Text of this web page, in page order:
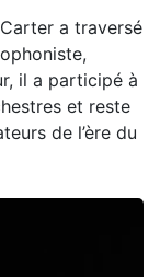
a traversé
il a participé à
et reste
de l’ère du